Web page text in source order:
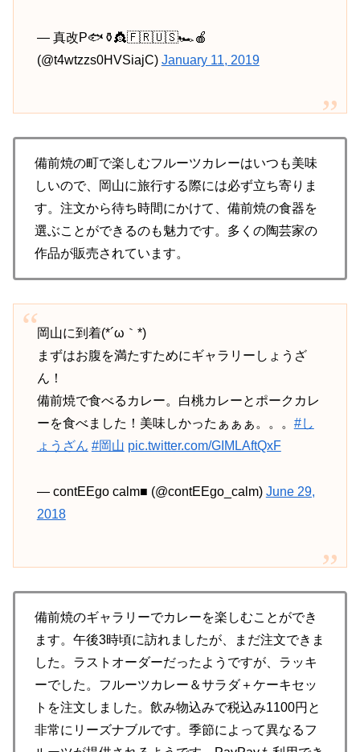
— 真改P🐟️⚱️👸🇫🇷🇺🇸🏎️🍎
(@t4wtzzs0HVSiajC) January 11, 2019
備前焼の町で楽しむフルーツカレーはいつも美味
しいので、岡山に旅行する際には必ず立ち寄りま
す。注文から待ち時間にかけて、備前焼の食器を
選ぶことができるのも魅力です。多くの陶芸家の
作品が販売されています。
岡山に到着(*´ω｀*)
まずはお腹を満たすためにギャラリーしょうざ
ん！
備前焼で食べるカレー。白桃カレーとポークカレ
ーを食べました！美味しかったぁぁぁ。。。 #し
ょうざん #岡山 pic.twitter.com/GIMLAftQxF
— contEEgo calm■ (@contEEgo_calm) June 29,
2018
備前焼のギャラリーでカレーを楽しむことができ
ます。午後3時頃に訪れましたが、まだ注文できま
した。ラストオーダーだったようですが、ラッキ
ーでした。フルーツカレー＆サラダ＋ケーキセッ
トを注文しました。飲み物込みで税込み1100円と
非常にリーズナブルです。季節によって異なるフ